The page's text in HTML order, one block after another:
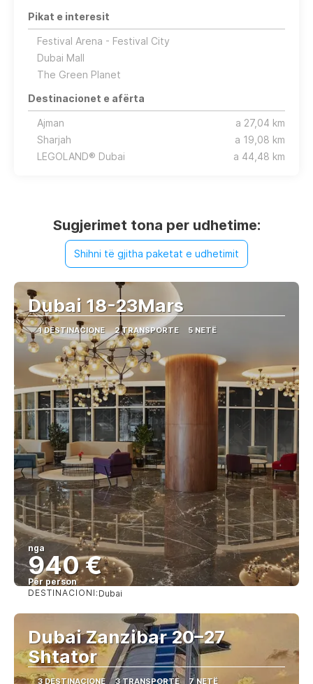
Pikat e interesit
Festival Arena - Festival City
Dubai Mall
The Green Planet
Destinacionet e afërta
Ajman
a 27,04 km
Sharjah
a 19,08 km
LEGOLAND® Dubai
a 44,48 km
Sugjerimet tona per udhetime:
Shihni të gjitha paketat e udhetimit
Dubai 18-23Mars
1 DESTINACIONE 2 TRANSPORTE 5 NETË
nga
940 €
Për person
DESTINACIONI: Dubai
Dubai Zanzibar 20–27
Shtator
3 DESTINACIONE 3 TRANSPORTE 7 NETË